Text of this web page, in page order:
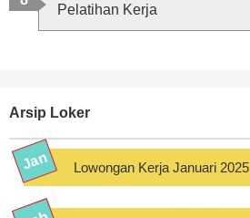
Pelatihan Kerja
Arsip Loker
Lowongan Kerja Januari 2025